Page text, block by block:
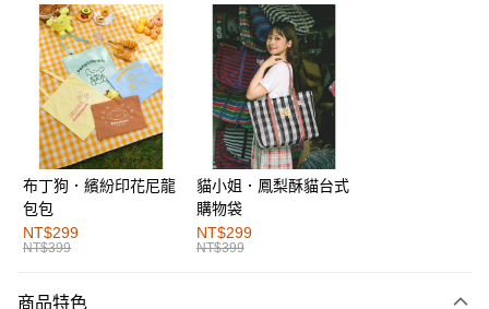
購物金
超商取貨付款
LINE Pay
街口支付
運送方式
全家取貨付款
每筆NT$60，滿NT$1,000(含以上)免運費
付款後全家取貨
布丁狗．繽紛印花尼龍
包包
NT$299
NT$399
貓小姐．鳳梨酥貓台式
購物袋
NT$299
NT$399
商品特色